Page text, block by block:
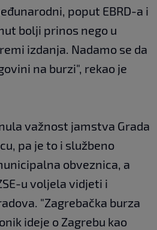
poput EBRD-a i
bolji prinos nego u
izdanja. Nadamo se da
na burzi", rekao je
važnost jamstva Grada
pa je to i službeno
obveznica, a
u voljela vidjeti i
"Zagrebačka burza
ideje o Zagrebu kao